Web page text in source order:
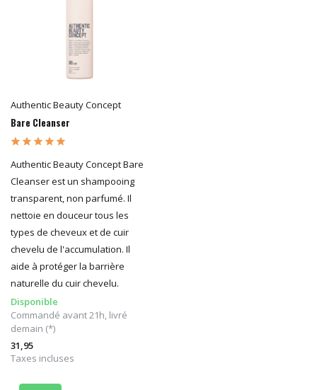
Authentic Beauty Concept
Bare Cleanser
Authentic Beauty Concept Bare
Cleanser est un shampooing
transparent, non parfumé. Il
nettoie en douceur tous les
types de cheveux et de cuir
chevelu de l'accumulation. Il
aide à protéger la barrière
naturelle du cuir chevelu.
Disponible
Commandé avant 21h, livré
demain (*)
31,95
Taxes incluses